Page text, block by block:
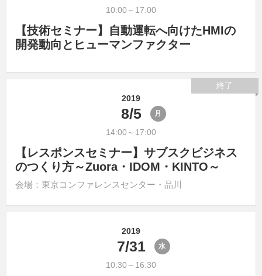
10:00～17:00
【技術セミナー】自動運転へ向けたHMIの
開発動向とヒューマンファクター
2019
8/5 月
14:00～17:00
【レスポンスセミナー】サブスクビジネス
のつくり方～Zuora・IDOM・KINTO～
会場：東京コンファレンスセンター・品川
終了
2019
7/31 水
10:30～16:30